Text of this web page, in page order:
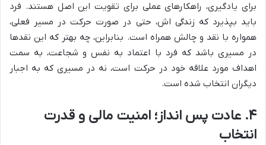
برای یادگیری، راهکارهای عملی برای تقویت این اصل هستند. فرد
باید بپذیرد که زندگی اش، حتی در صورت حرکت در مسیر فعلی،
همواره با نقد و چالش همراه است. بنابراین، چه بهتر که این نقدها
در مسیری باشد که فرد با اعتماد به نفس و شجاعت، به سمت
اهداف مورد علاقه خود در حرکت است، نه در مسیری که به اجبار
دیگران انتخاب شده است.
۴. عادت پس انداز؛ امنیت مالی و قدرت
انتخاب